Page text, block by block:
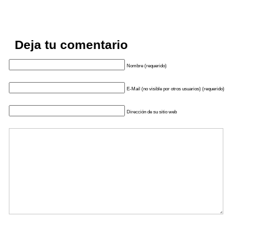
Deja tu comentario
Nombre (requerido)
E-Mail (no visible por otros usuarios) (requerido)
Dirección de su sitio web